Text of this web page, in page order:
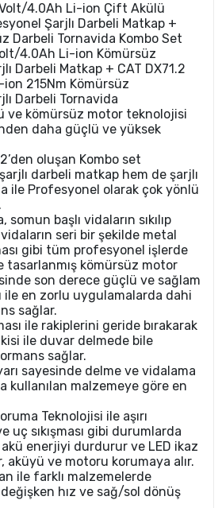
4.0Ah Li-ion Çift Akülü
Şarjlı Darbeli Matkap +
Darbeli Tornavida Kombo Set
4.0Ah Li-ion Kömürsüz
Darbeli Matkap + CAT DX71.2
215Nm Kömürsüz
Darbeli Tornavida
ve kömürsüz motor teknolojisi
daha güçlü ve yüksek
oluşan Kombo set
darbeli matkap hem de şarjlı
ile Profesyonel olarak çok yönlü
somun başlı vidaların sıkılıp
vidaların seri bir şekilde metal
gibi tüm profesyonel işlerde
tasarlanmış kömürsüz motor
son derece güçlü ve sağlam
ile en zorlu uygulamalarda dahi
sağlar.
ile rakiplerini geride bırakarak
ile duvar delmede bile
sağlar.
sayesinde delme ve vidalama
kullanılan malzemeye göre en
Teknolojisi ile aşırı
uç sıkışması gibi durumlarda
enerjiyi durdurur ve LED ikaz
aküyü ve motoru korumaya alır.
ile farklı malzemelerde
hız ve sağ/sol dönüş